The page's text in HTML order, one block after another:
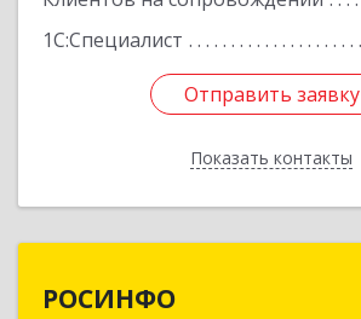
1С:Специалист
Отправить заявку
Показать контакты
Отправить заявку
Назад
РОСИНФО